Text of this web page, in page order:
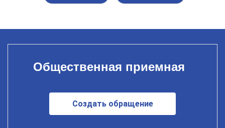
Общественная приемная
Создать обращение